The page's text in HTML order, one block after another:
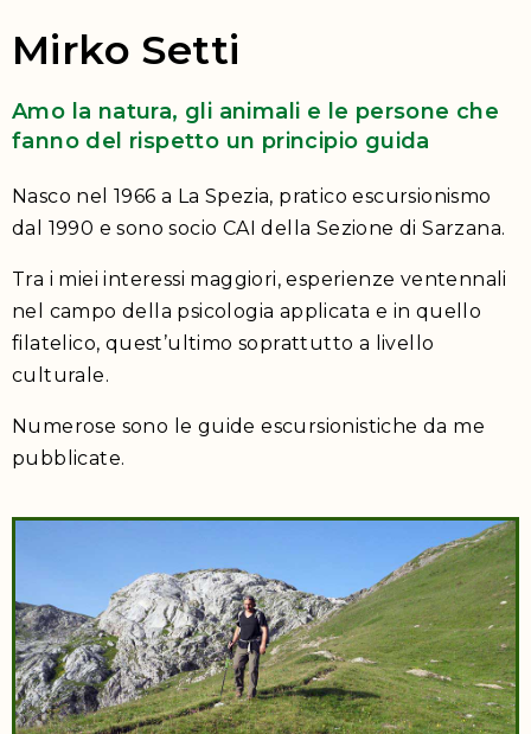
Mirko Setti
Amo la natura, gli animali e le persone che
fanno del rispetto un principio guida
Nasco nel 1966 a La Spezia, pratico escursionismo
dal 1990 e sono socio CAI della Sezione di Sarzana.
Tra i miei interessi maggiori, esperienze ventennali
nel campo della psicologia applicata e in quello
filatelico, quest’ultimo soprattutto a livello
culturale.
Numerose sono le guide escursionistiche da me
pubblicate.